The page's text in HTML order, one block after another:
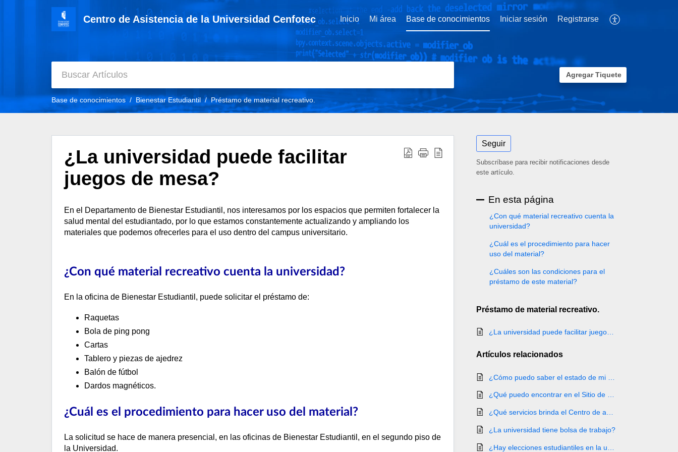
Centro de Asistencia de la Universidad Cenfotec Inicio Mi área Base de conocimientos Iniciar sesión Registrarse
Agregar Tiquete
Base de conocimientos Bienestar Estudiantil Préstamo de material recreativo.
¿La universidad puede facilitar
juegos de mesa?
En el Departamento de Bienestar Estudiantil, nos interesamos por los espacios que permiten fortalecer la
salud mental del estudiantado, por lo que estamos constantemente actualizando y ampliando los
materiales que podemos ofrecerles para el uso dentro del campus universitario.
¿Con qué material recreativo cuenta la universidad?
En la oficina de Bienestar Estudiantil, puede solicitar el préstamo de:
Raquetas
Bola de ping pong
Cartas
Tablero y piezas de ajedrez
Balón de fútbol
Dardos magnéticos.
¿Cuál es el procedimiento para hacer uso del material?
La solicitud se hace de manera presencial, en las oficinas de Bienestar Estudiantil, en el segundo piso de
la Universidad.
Seguir
Subscríbase para recibir notificaciones desde
este artículo.
En esta página
¿Con qué material recreativo cuenta la
universidad?
¿Cuál es el procedimiento para hacer
uso del material?
¿Cuáles son las condiciones para el
préstamo de este material?
Préstamo de material recreativo.
Artículos relacionados
¿Qué puedo encontrar en el Sitio de Estudiantes?
¿Qué servicios brinda el Centro de apoyo para la inclusión CAIC?
¿La universidad tiene bolsa de trabajo?